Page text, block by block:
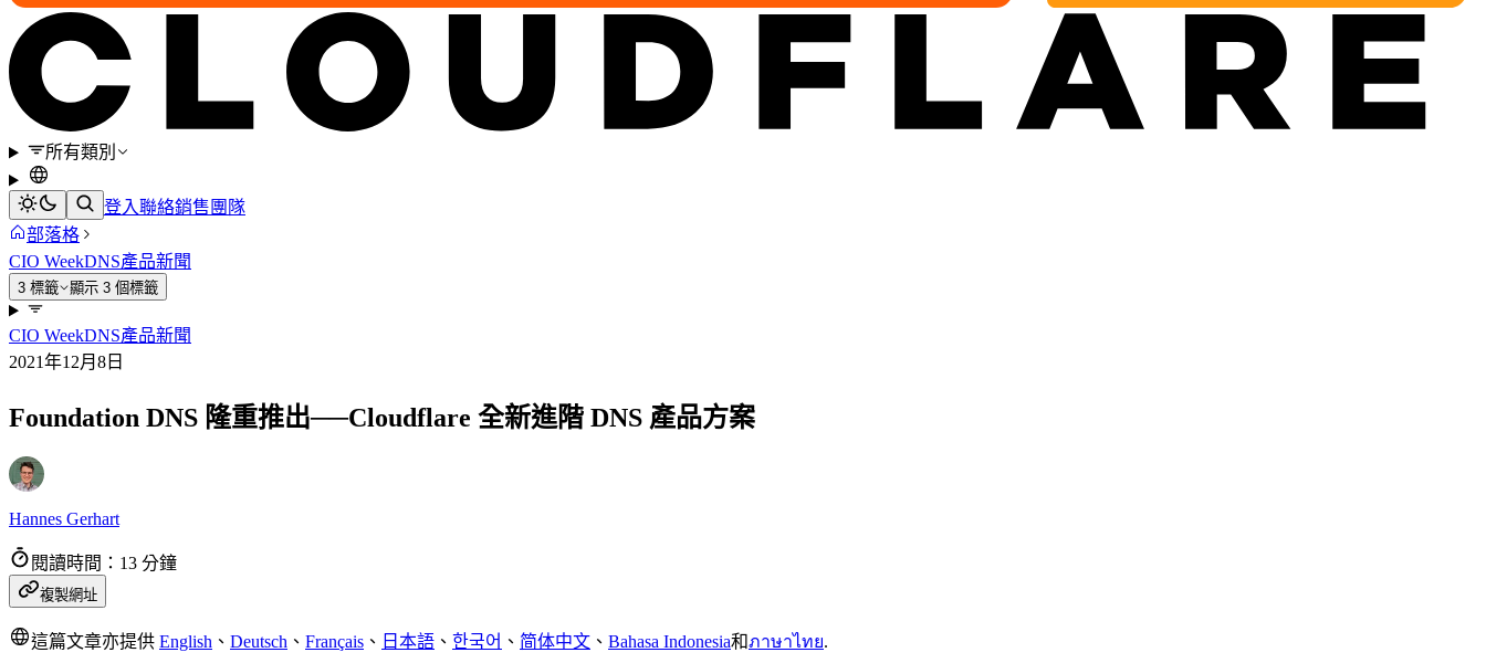
所有類別
登入聯絡銷售團隊
部落格
CIO WeekDNS產品新聞
3 標籤 顯示 3 個標籤
CIO WeekDNS產品新聞
2021年12月8日
Foundation DNS 隆重推出──Cloudflare 全新進階 DNS 產品方案
Hannes Gerhart
閱讀時間：13 分鐘
複製網址
這篇文章亦提供 English 、 Deutsch 、 Français 、 日本語 、 한국어 、 简体中文 、 Bahasa Indonesia和ภาษาไทย.